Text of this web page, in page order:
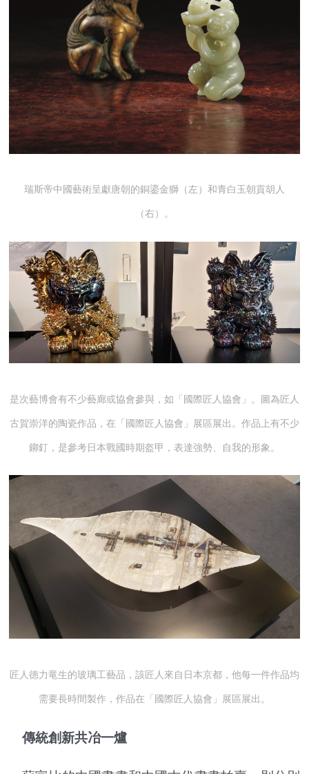
瑞斯帝中國藝術呈獻唐朝的銅鎏金獅（左）和青白玉朝貢胡人
（右）。
是次藝博會有不少藝廊或協會參與，如「國際匠人協會」。圖為匠人
古賀崇洋的陶瓷作品，在「國際匠人協會」展區展出。作品上有不少
鉚釘，是參考日本戰國時期盔甲，表達強勢、自我的形象。
匠人德力竜生的玻璃工藝品，該匠人來自日本京都，他每一件作品均
需要長時間製作，作品在「國際匠人協會」展區展出。
傳統創新共冶一爐